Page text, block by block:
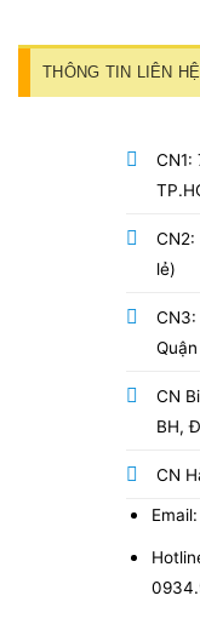
THÔNG TIN LIÊN HỆ
CN1:
CN2:
lẻ)
CN3:
CN
BH,
CN